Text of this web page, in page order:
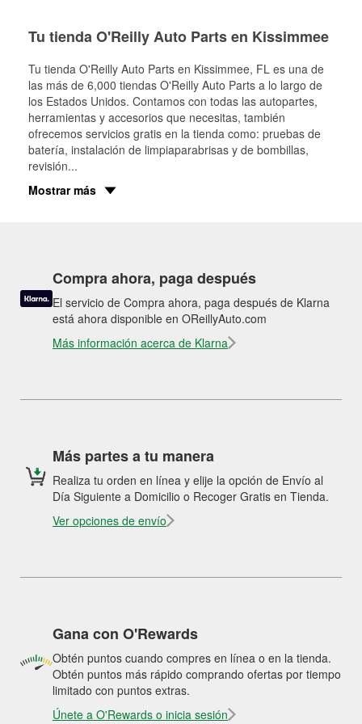
Tu tienda O'Reilly Auto Parts en Kissimmee
Tu tienda O'Reilly Auto Parts en Kissimmee, FL es una de
las más de 6,000 tiendas O'Reilly Auto Parts a lo largo de
los Estados Unidos. Contamos con todas las autopartes,
herramientas y accesorios que necesitas, también
ofrecemos servicios gratis en la tienda como: pruebas de
batería, instalación de limpiaparabrisas y de bombillas,
revisión...
Mostrar más
Compra ahora, paga después
El servicio de Compra ahora, paga después de Klarna
está ahora disponible en OReillyAuto.com
Más información acerca de Klarna
Más partes a tu manera
Realiza tu orden en línea y elije la opción de Envío al
Día Siguiente a Domicilio o Recoger Gratis en Tienda.
Ver opciones de envío
Gana con O'Rewards
Obtén puntos cuando compres en línea o en la tienda.
Obtén puntos más rápido comprando ofertas por tiempo
limitado con puntos extras.
Únete a O'Rewards o inicia sesión